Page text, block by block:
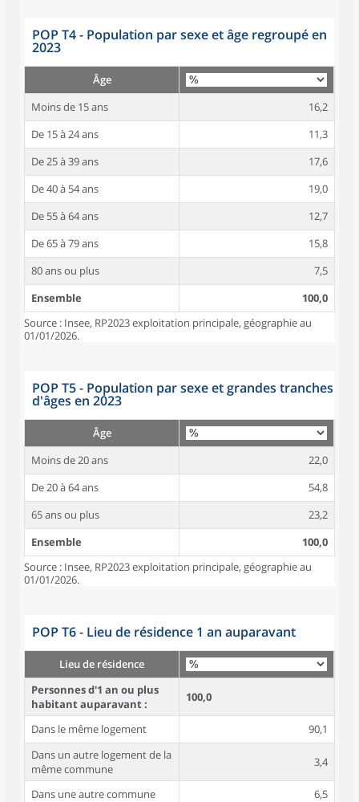
POP T4 - Population par sexe et âge regroupé en
2023
Âge
Moins de 15 ans
16,2
De 15 à 24 ans
11,3
De 25 à 39 ans
17,6
De 40 à 54 ans
19,0
De 55 à 64 ans
12,7
De 65 à 79 ans
15,8
80 ans ou plus
7,5
Ensemble
100,0
Source : Insee, RP2023 exploitation principale, géographie au
01/01/2026.
POP T5 - Population par sexe et grandes tranches
d'âges en 2023
Âge
Moins de 20 ans
22,0
De 20 à 64 ans
54,8
65 ans ou plus
23,2
Ensemble
100,0
Source : Insee, RP2023 exploitation principale, géographie au
01/01/2026.
POP T6 - Lieu de résidence 1 an auparavant
Lieu de résidence
Personnes d'1 an ou plus
habitant auparavant :
100,0
Dans le même logement
90,1
Dans un autre logement de la
même commune
3,4
Dans une autre commune
6,5